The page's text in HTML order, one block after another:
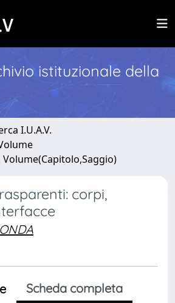
istituzionale della
I.U.A.V.
corpi,
Scheda completa